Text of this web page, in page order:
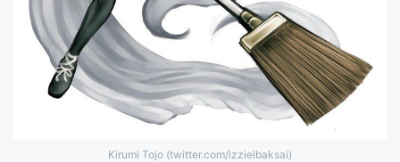
Kirumi Tojo (twitter.com/izzielbaksai)